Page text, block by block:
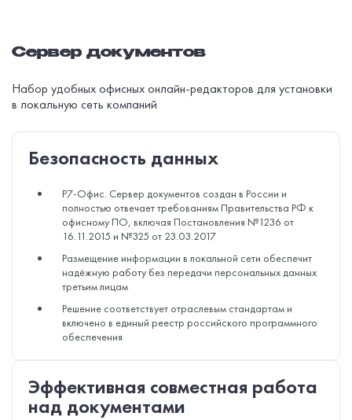
Сервер документов
Набор удобных офисных онлайн-редакторов для установки
в локальную сеть компаний
Безопасность данных
Р7-Офис. Сервер документов создан в России и
полностью отвечает требованиям Правительства РФ к
офисному ПО, включая Постановления №1236 от
16.11.2015 и №325 от 23.03.2017
Размещение информации в локальной сети обеспечит
надёжную работу без передачи персональных данных
третьим лицам
Решение соответствует отраслевым стандартам и
включено в единый реестр российского программного
обеспечения
Эффективная совместная работа
над документами